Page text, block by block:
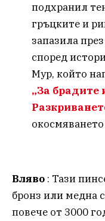
подхранил
гръцките и
запазила
според
Мур, който
„За брадите
Вляво : Тази
бронз или медна
повече от 3000